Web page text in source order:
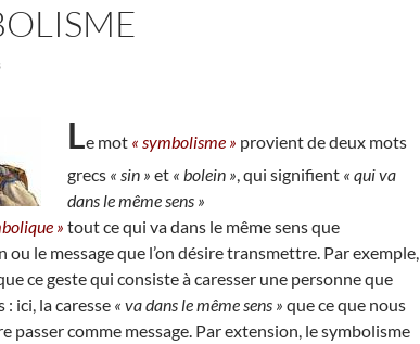
Le mot « symbolisme » provient de deux mots
grecs « sin » et « bolein », qui signifient « qui va
dans le même sens »
» tout ce qui va dans le même sens que
ou le message que l’on désire transmettre. Par exemple,
ce geste qui consiste à caresser une personne que
: ici, la caresse « va dans le même sens » que ce que nous
passer comme message. Par extension, le symbolisme